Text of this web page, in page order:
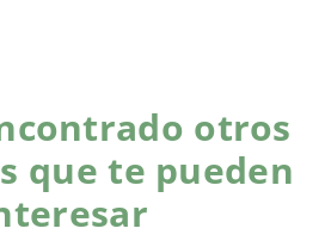
otros
que te pueden